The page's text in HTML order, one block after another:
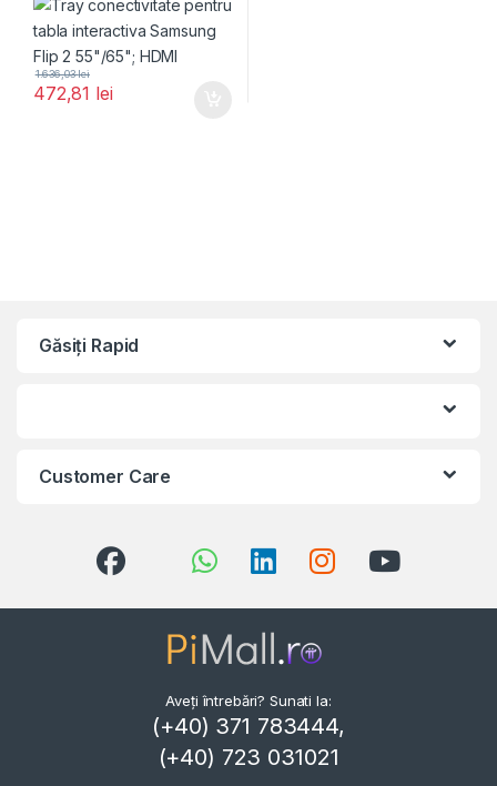
472,81 lei
1.636,03lei
Găsiți Rapid
Customer Care
Aveți întrebări? Sunati la:
(+40) 371 783444,
(+40) 723 031021